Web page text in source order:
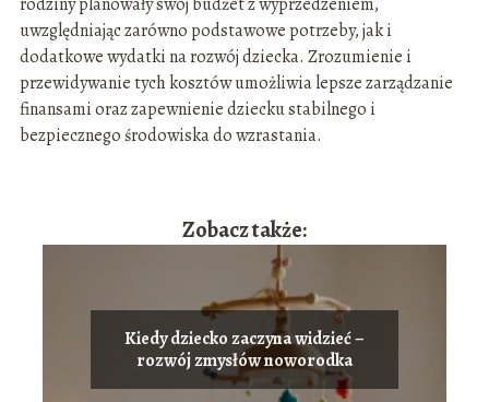
uwzględniając zarówno podstawowe potrzeby, jak i
dodatkowe wydatki na rozwój dziecka. Zrozumienie i
przewidywanie tych kosztów umożliwia lepsze zarządzanie
finansami oraz zapewnienie dziecku stabilnego i
bezpiecznego środowiska do wzrastania.
Zobacz także:
Kiedy dziecko zaczyna widzieć –
rozwój zmysłów noworodka